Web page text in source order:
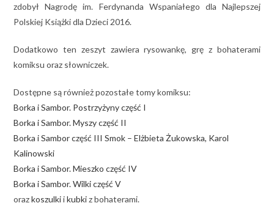
zdobył Nagrodę im. Ferdynanda Wspaniałego dla Najlepszej
Polskiej Książki dla Dzieci 2016.
Dodatkowo ten zeszyt zawiera rysowankę, grę z bohaterami
komiksu oraz słowniczek.
Dostępne są również pozostałe tomy komiksu:
Borka i Sambor. Postrzyżyny część I
Borka i Sambor. Myszy część II
Borka i Sambor część III Smok – Elżbieta Żukowska, Karol
Kalinowski
Borka i Sambor. Mieszko część IV
Borka i Sambor. Wilki część V
orazkoszulkiikubkiz bohaterami.